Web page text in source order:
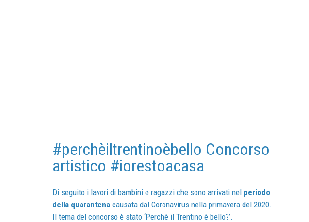
#perchèiltrentinoèbello Concorso
artistico #iorestoacasa
Di seguito i lavori di bambini e ragazzi che sono arrivati nel periodo
della quarantena causata dal Coronavirus nella primavera del 2020.
Il tema del concorso è stato ‘Perchè il Trentino è bello?’.